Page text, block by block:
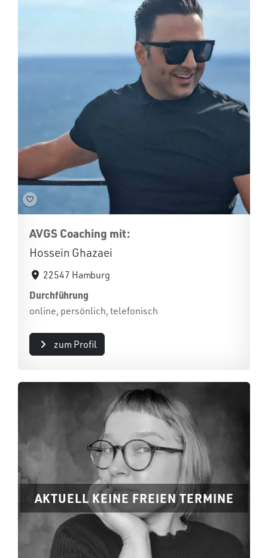
AVGS Coaching mit:
Hossein Ghazaei
22547 Hamburg
Durchführung
online, persönlich, telefonisch
zum Profil
AKTUELL KEINE FREIEN TERMINE